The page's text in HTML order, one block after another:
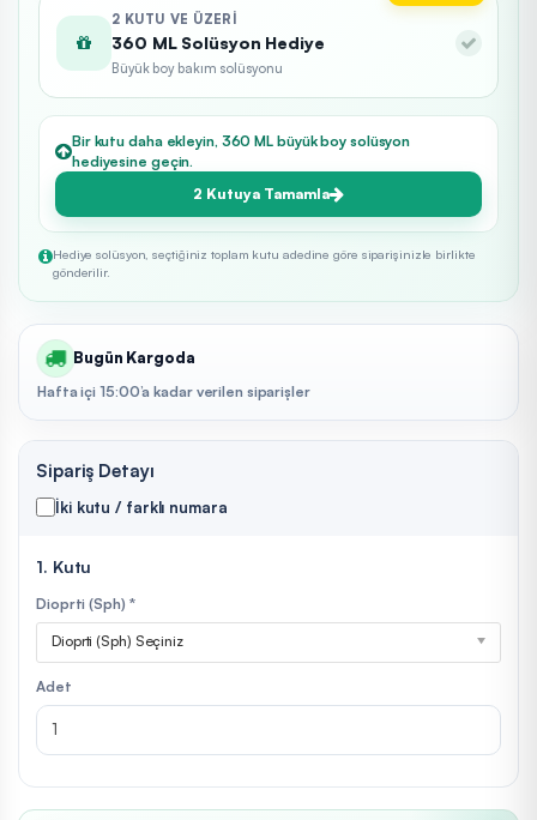
2 KUTU VE ÜZERI
360 ML Solüsyon Hediye
Büyük boy bakım solüsyonu
Bir kutu daha ekleyin, 360 ML büyük boy solüsyon
hediyesine geçin.
2 Kutuya Tamamla
Hediye solüsyon, seçtiğiniz toplam kutu adedine göre siparişinizle birlikte
gönderilir.
Bugün Kargoda
Hafta içi 15:00’a kadar verilen siparişler
Sipariş Detayı
İki kutu / farklı numara
1. Kutu
Dioprti (Sph) *
Dioprti (Sph) Seçiniz
Adet